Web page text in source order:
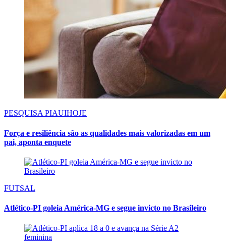
PESQUISA PIAUIHOJE
Força e resiliência são as qualidades mais valorizadas em um
pai, aponta enquete
FUTSAL
Atlético-PI goleia América-MG e segue invicto no Brasileiro